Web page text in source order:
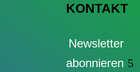
KONTAKT
Newsletter
abonnieren